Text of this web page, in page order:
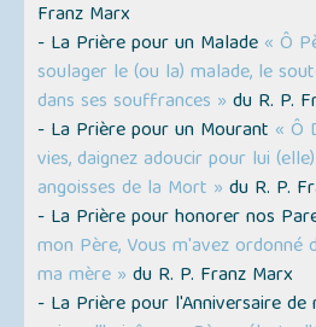
Franz Marx
- La Prière pour un Malade « Ô
soulager le (ou la) malade, le
dans ses souffrances » du R. P.
- La Prière pour un Mourant « Ô
vies, daignez adoucir pour lui
angoisses de la Mort » du R. P.
- La Prière pour honorer nos
mon Père, Vous m'avez
ma mère » du R. P. Franz Marx
- La Prière pour l'Anniversaire de